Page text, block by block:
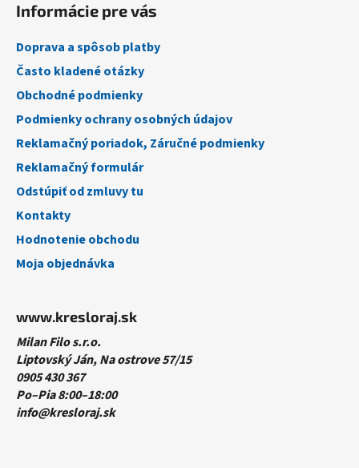
Informácie pre vás
Doprava a spôsob platby
Často kladené otázky
Obchodné podmienky
Podmienky ochrany osobných údajov
Reklamačný poriadok, Záručné podmienky
Reklamačný formulár
Odstúpiť od zmluvy tu
Kontakty
Hodnotenie obchodu
Moja objednávka
www.kresloraj.sk
Milan Filo s.r.o.
Liptovský Ján, Na ostrove 57/15
0905 430 367
Po–Pia 8:00–18:00
info@kresloraj.sk